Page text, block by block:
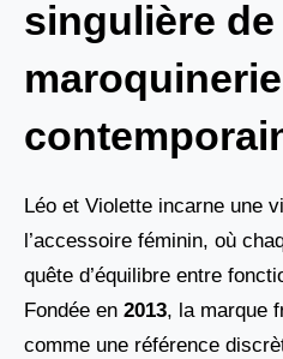
singulière de
maroquinerie
Léo et Violette incarne une
l’accessoire féminin, où
quête d’équilibre entre
Fondée en 2013, la marque
comme une référence